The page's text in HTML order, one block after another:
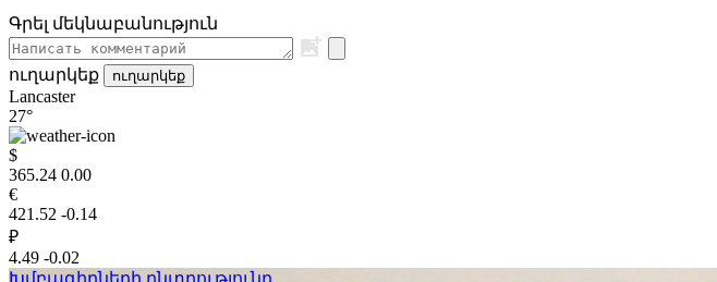
Գրել մեկնաբանություն
ուղարկեք ուղարկեք
Lancaster
27°
$
365.24 0.00
€
421.52 -0.14
₽
4.49 -0.02
Խմբագիրների ընտրությունը